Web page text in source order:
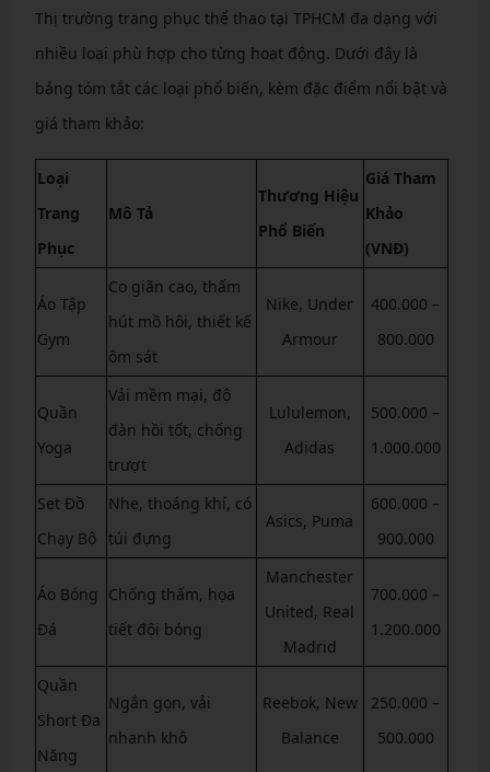
Thị trường trang phục thể thao tại TPHCM đa dạng với
nhiều loại phù hợp cho từng hoạt động. Dưới đây là
bảng tóm tắt các loại phổ biến, kèm đặc điểm nổi bật và
giá tham khảo:
Loại
Trang
Phục
Mô Tả
Thương Hiệu
Phổ Biến
Giá Tham
Khảo
(VNĐ)
Áo Tập
Gym
Co giãn cao, thấm
hút mồ hôi, thiết kế
ôm sát
Nike, Under
Armour
400.000 –
800.000
Quần
Yoga
Vải mềm mại, độ
đàn hồi tốt, chống
trượt
Lululemon,
Adidas
500.000 –
1.000.000
Set Đồ
Chạy Bộ
Nhẹ, thoáng khí, có
túi đựng
Asics, Puma
600.000 –
900.000
Áo Bóng
Đá
Chống thấm, họa
tiết đội bóng
Manchester
United, Real
Madrid
700.000 –
1.200.000
Quần
Short Đa
Năng
Ngắn gọn, vải
nhanh khô
Reebok, New
Balance
250.000 –
500.000